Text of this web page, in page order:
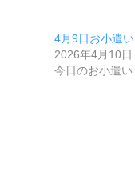
4月9日お小遣い
2026年4月10日
今日のお小遣い